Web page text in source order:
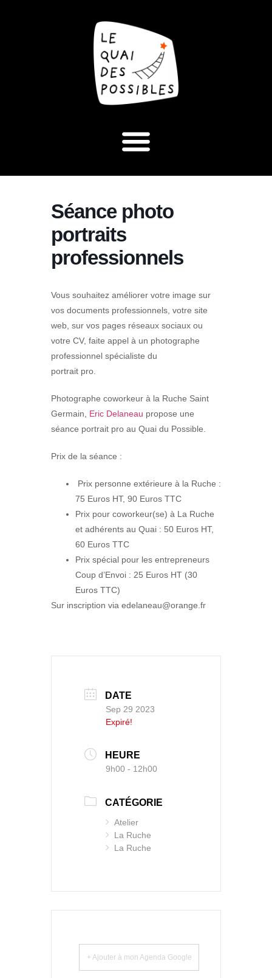
Séance photo
portraits
professionnels
Vous souhaitez améliorer votre image sur
vos documents professionnels, votre site
web, sur vos pages réseaux sociaux ou
votre CV, faite appel à un photographe
professionnel spécialiste du
portrait pro.
Photographe coworkeur à la Ruche Saint
Germain, Eric Delaneau propose une
séance portrait pro au Quai du Possible.
Prix de la séance :
Prix personne extérieure à la Ruche :
75 Euros HT, 90 Euros TTC
Prix pour coworkeur(se) à La Ruche
et adhérents au Quai : 50 Euros HT,
60 Euros TTC
Prix spécial pour les entrepreneurs
Coup d’Envoi : 25 Euros HT (30
Euros TTC)
Sur inscription via edelaneau@orange.fr
DATE
Sep 29 2023
Expiré!
HEURE
9h00 - 12h00
CATÉGORIE
Atelier
La Ruche
La Ruche
+ Ajouter à mon Agenda Google